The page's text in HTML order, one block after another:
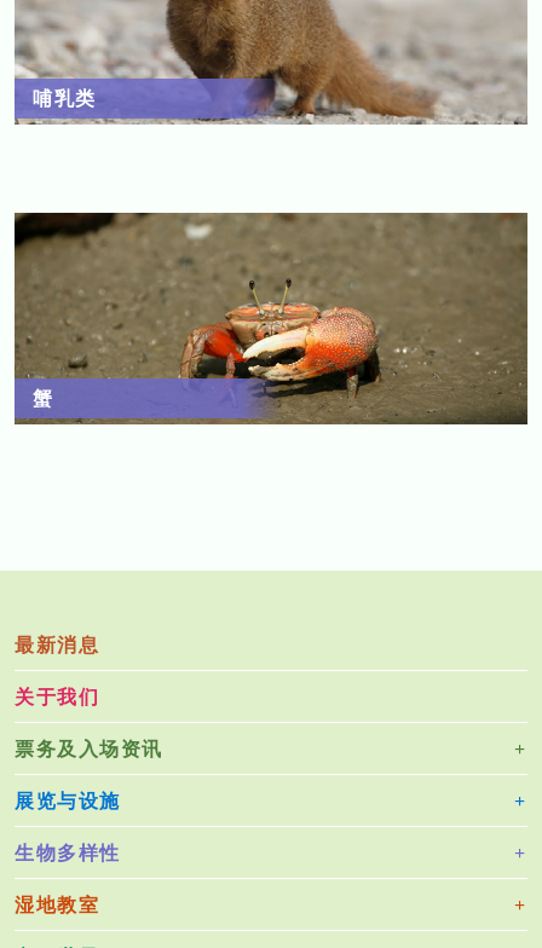
哺乳类
蟹
最新消息
关于我们
票务及入场资讯
展览与设施
生物多样性
湿地教室